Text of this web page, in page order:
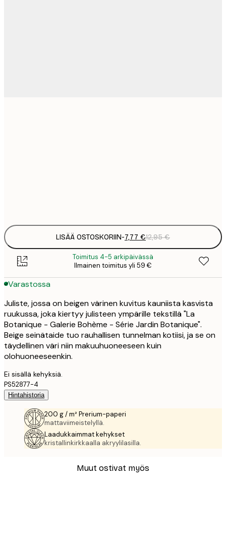
LISÄÄ OSTOSKORIIN-7,77 €12,95 €
Toimitus 4-5 arkipäivässä
Ilmainen toimitus yli 59 €
Varastossa
Juliste, jossa on beigen värinen kuvitus kauniista kasvista
ruukussa, joka kiertyy julisteen ympärille tekstillä "La
Botanique - Galerie Bohème - Série Jardin Botanique".
Beige seinätaide tuo rauhallisen tunnelman kotiisi, ja se on
täydellinen väri niin makuuhuoneeseen kuin
olohuoneeseenkin.
Ei sisällä kehyksiä.
PS52877-4
Hintahistoria
200 g / m² Prerium-paperi
mattaviimeistelyllä.
Laadukkaimmat kehykset
kristallinkirkkaalla akryylilasilla.
Muut ostivat myös